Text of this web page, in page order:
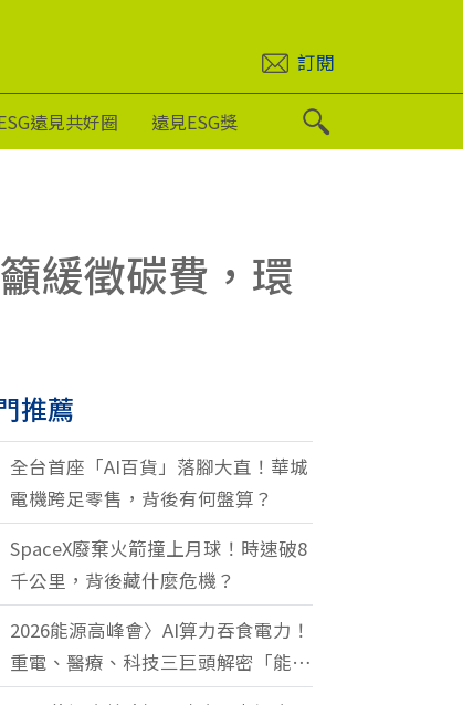
訂閱
遠見共好圈 遠見ESG獎
緩徵碳費，環
推薦
全台首座「AI百貨」落腳大直！華城
電機跨足零售，背後有何盤算？
SpaceX廢棄火箭撞上月球！時速破8
千公里，背後藏什麼危機？
2026能源高峰會〉AI算力吞食電力！
重電、醫療、科技三巨頭解密「能源
轉型2.0」致勝關鍵